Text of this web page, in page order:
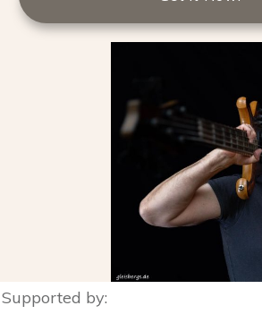
Supported by: